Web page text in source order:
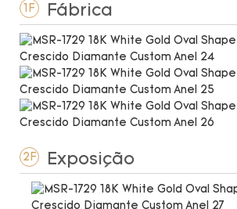
1F Fábrica
2F Exposição